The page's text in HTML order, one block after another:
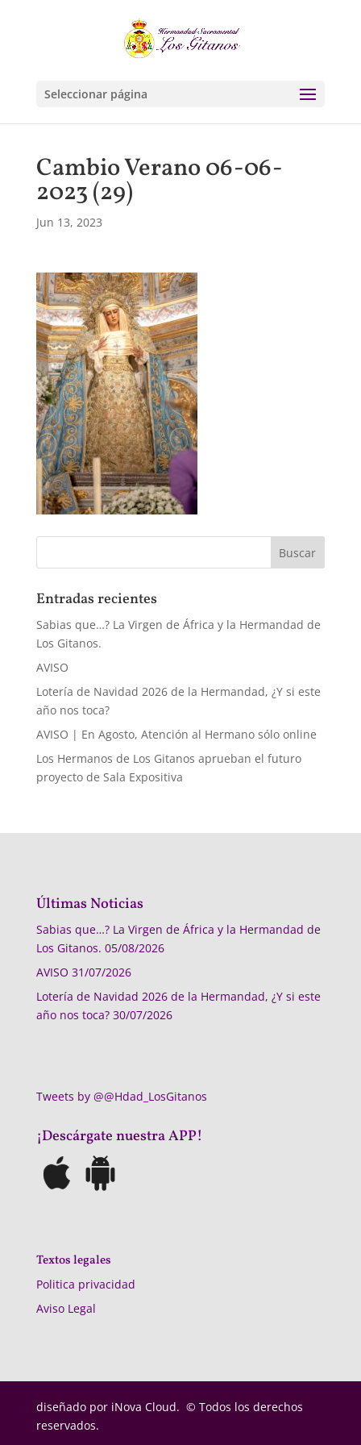
Seleccionar página
Cambio Verano 06-06-
2023 (29)
Jun 13, 2023
Entradas recientes
Sabias que…? La Virgen de África y la Hermandad de
Los Gitanos.
AVISO
Lotería de Navidad 2026 de la Hermandad, ¿Y si este
año nos toca?
AVISO | En Agosto, Atención al Hermano sólo online
Los Hermanos de Los Gitanos aprueban el futuro
proyecto de Sala Expositiva
Últimas Noticias
Sabias que…? La Virgen de África y la Hermandad de
Los Gitanos. 05/08/2026
AVISO 31/07/2026
Lotería de Navidad 2026 de la Hermandad, ¿Y si este
año nos toca? 30/07/2026
Tweets by @@Hdad_LosGitanos
¡Descárgate nuestra APP!
Textos legales
Politica privacidad
Aviso Legal
diseñado por iNova Cloud. © Todos los derechos
reservados.